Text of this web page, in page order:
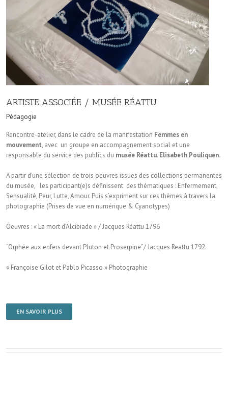
ARTISTE ASSOCIÉE / MUSÉE RÉATTU
Pédagogie
Rencontre-atelier, dans le cadre de la manifestation Femmes en
mouvement, avec un groupe en accompagnement social et une
responsable du service des publics du musée Réattu. Elisabeth Pouliquen.
A partir d’une sélection de trois oeuvres issues des collections permanentes
du musée, les participant(e)s définissent des thématiques : Enfermement,
Sensualité, Peur, Lutte, Amour. Puis s’expriment sur ces thèmes à travers la
photographie (Prises de vue en numérique & Cyanotypes)
Oeuvres : « La mort d’Alcibiade » / Jacques Réattu 1796
“Orphée aux enfers devant Pluton et Proserpine”/ Jacques Reattu 1792.
« Françoise Gilot et Pablo Picasso » Photographie
EN SAVOIR PLUS